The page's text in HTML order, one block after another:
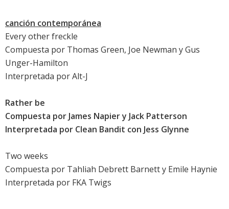
canción contemporánea
Every other freckle
Compuesta por Thomas Green, Joe Newman y Gus
Unger-Hamilton
Interpretada porAlt-J
Rather be
Compuesta por James Napier y Jack Patterson
Interpretada por Clean Bandit con Jess Glynne
Two weeks
Compuesta por Tahliah Debrett Barnetty Emile Haynie
Interpretada por FKA Twigs